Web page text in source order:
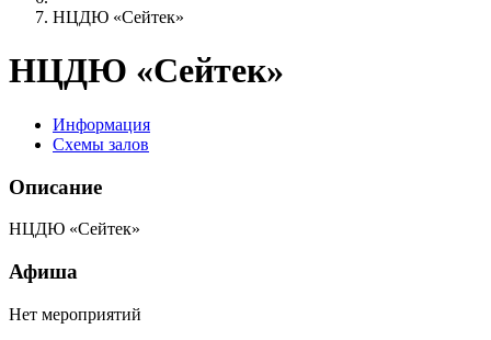
НЦДЮ «Сейтек»
НЦДЮ «Сейтек»
Информация
Схемы залов
Описание
НЦДЮ «Сейтек»
Афиша
Нет мероприятий